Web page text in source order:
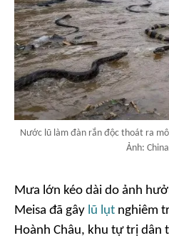
Nước lũ làm đàn rắn độc thoát ra
Ảnh:
Mưa lớn kéo dài do ảnh
Meisa đã gây lũ lụt nghiêm
Hoành Châu, khu tự trị dân